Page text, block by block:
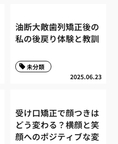
油断大敵歯列矯正後の
私の後戻り体験と教訓
2025.06.23
未分類
受け口矯正で顔つきは
どう変わる？横顔と笑
顔へのポジティブな変